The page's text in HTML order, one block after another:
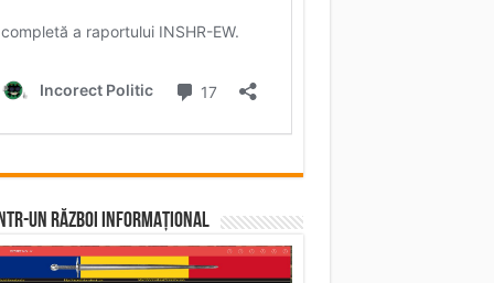
un RĂZBOI INFORMAȚIONAL